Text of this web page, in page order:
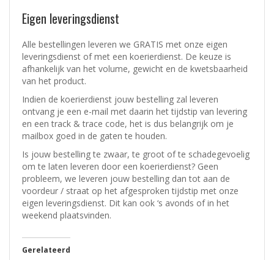
Eigen leveringsdienst
Alle bestellingen leveren we GRATIS met onze eigen
leveringsdienst of met een koerierdienst. De keuze is
afhankelijk van het volume, gewicht en de kwetsbaarheid
van het product.
Indien de koerierdienst jouw bestelling zal leveren
ontvang je een e-mail met daarin het tijdstip van levering
en een track & trace code, het is dus belangrijk om je
mailbox goed in de gaten te houden.
Is jouw bestelling te zwaar, te groot of te schadegevoelig
om te laten leveren door een koerierdienst? Geen
probleem, we leveren jouw bestelling dan tot aan de
voordeur / straat op het afgesproken tijdstip met onze
eigen leveringsdienst. Dit kan ook ‘s avonds of in het
weekend plaatsvinden.
Gerelateerd